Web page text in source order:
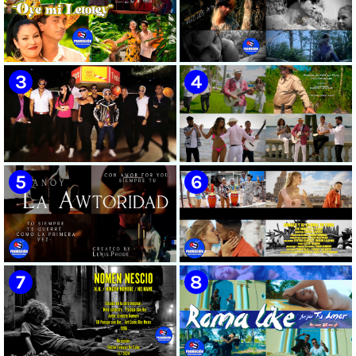
🟡 Susel Gómez (La China) ||
¨Oye Mi Leloley¨ || Director:
Onelio Jesús Larralde González
|| Música popular bailable
cubana || Videoclip || CUBA
🟢 Pirro | ¨Vuelve a mi¨ |
Videoclip | Música Urbana
Cubana | Artistas Cubanos |
Canción | CUBA
🔴 Osmani García & Varios
Artistas | ¨Chupi Chupi¨ |
Director: Joel Guilian | Videoclip
| Música Urbana Cubana |
Artistas Cubanos | Canción |
CUBA
🟡 Tico González - ¨Aunque se
pare la mula¨ - Videoclip -
Dirección: John Meriles -
Roberto C. González
🟢 Hanoy La Awtoridad |
¨Siempre Tú¨ | Director:
🟡 Ronald & El Karnal de Cuba
- ¨Que bonito es el amor¨ 📺